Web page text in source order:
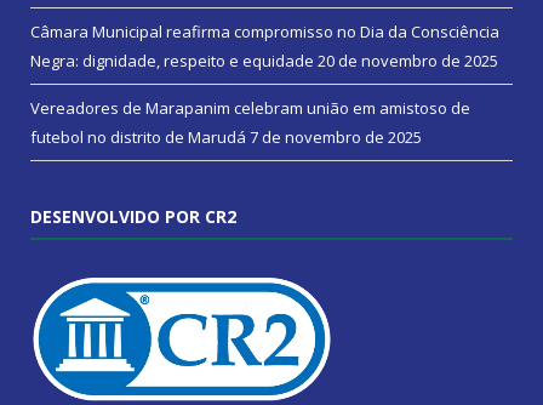
Câmara Municipal reafirma compromisso no Dia da Consciência
Negra: dignidade, respeito e equidade 20 de novembro de 2025
Vereadores de Marapanim celebram união em amistoso de
futebol no distrito de Marudá 7 de novembro de 2025
DESENVOLVIDO POR CR2